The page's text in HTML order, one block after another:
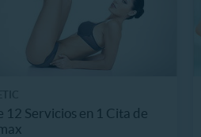
12 Servicios en 1 Cita de